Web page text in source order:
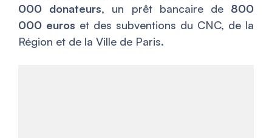
000 donateurs, un prêt bancaire de 800
000 euros et des subventions du CNC, de la
Région et de la Ville de Paris.